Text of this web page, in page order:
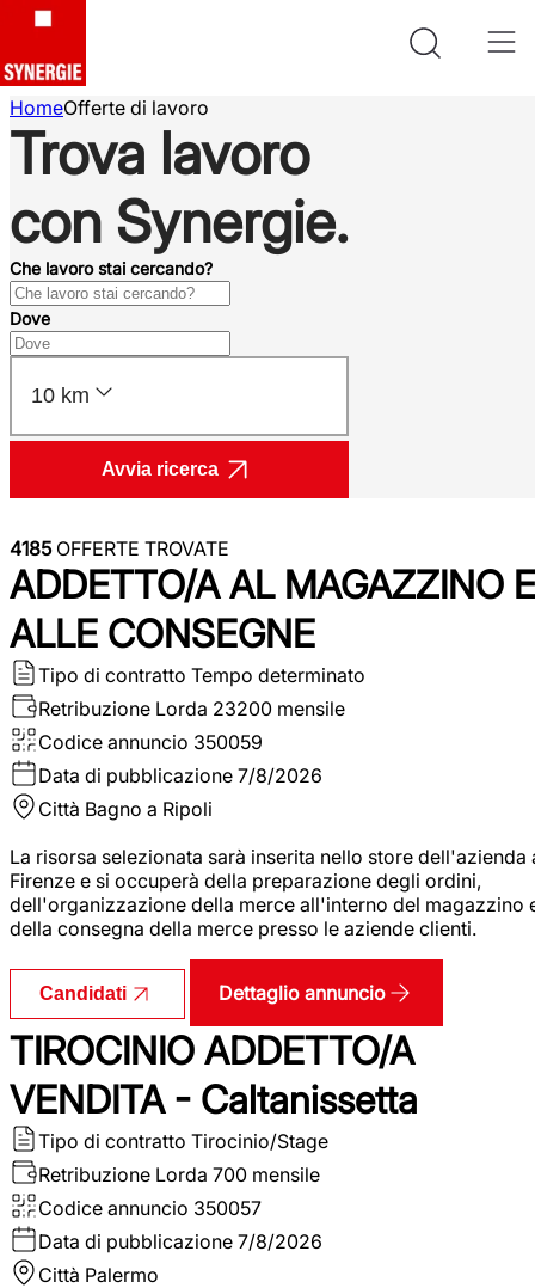
HomeOfferte di lavoro
Trova lavoro
con Synergie.
Che lavoro stai cercando?
Dove
10 km
Avvia ricerca
4185OFFERTE TROVATE
ADDETTO/A AL MAGAZZINO E
ALLE CONSEGNE
Tipo di contratto Tempo determinato
Retribuzione Lorda 23200 mensile
Codice annuncio 350059
Data di pubblicazione 7/8/2026
Città Bagno a Ripoli
La risorsa selezionata sarà inserita nello store dell'azienda
Firenze e si occuperà della preparazione degli ordini,
dell'organizzazione della merce all'interno del magazzino
della consegna della merce presso le aziende clienti.
Candidati Dettaglio annuncio
TIROCINIO ADDETTO/A
VENDITA - Caltanissetta
Tipo di contratto Tirocinio/Stage
Retribuzione Lorda 700 mensile
Codice annuncio 350057
Data di pubblicazione 7/8/2026
Città Palermo